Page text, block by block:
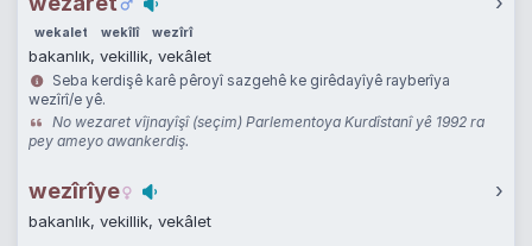
wekalet wekîlî wezîrî
bakanlık, vekillik, vekâlet
Seba kerdişê karê pêroyî sazgehê ke girêdayîyê rayberîya
wezîrî/e yê.
No wezaret vîjnayîşî (seçim) Parlementoya Kurdîstanî yê 1992 ra
pey ameyo awankerdiş.
wezîrîye ›
bakanlık, vekillik, vekâlet